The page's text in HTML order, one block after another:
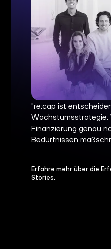
"re:cap ist
Wachstumsstrategie.
Finanzierung genau
Bedürfnissen
Erfahre mehr über die
Stories.